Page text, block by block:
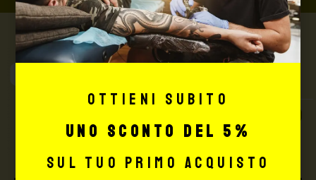
Max Signorello
TUTTO PER IL TUO
TATTOO STUDIO
Ottieni subito
uno sconto del 5%
sul tuo primo acquisto